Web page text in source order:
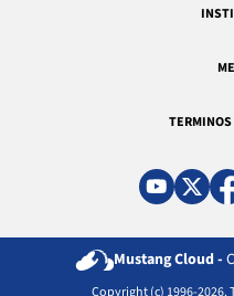
Mustang Cloud -
Copyright (c) 1996-2026.